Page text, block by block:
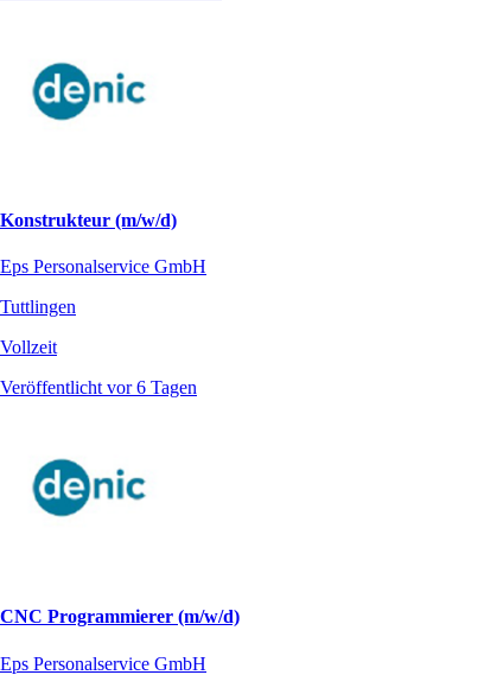
Konstrukteur (m/w/d)
Eps Personalservice GmbH
Tuttlingen
Vollzeit
Veröffentlicht vor 6 Tagen
CNC Programmierer (m/w/d)
Eps Personalservice GmbH